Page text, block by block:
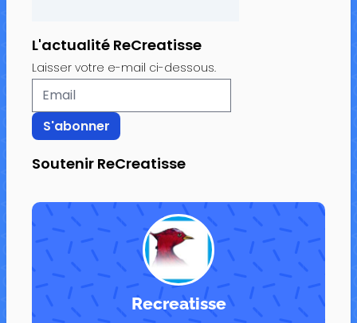
L'actualité ReCreatisse
Laisser votre e-mail ci-dessous.
Soutenir ReCreatisse
Recreatisse